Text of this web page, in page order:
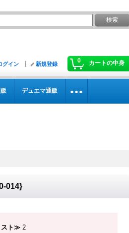
0 カートの中身
グイン 新規登録
デュエマ通販
014}
ト≫ 2